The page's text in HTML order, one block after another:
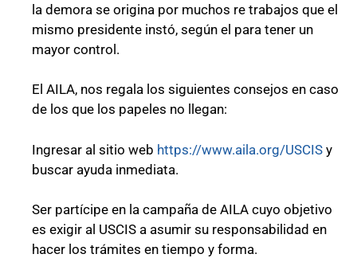
la demora se origina por muchos re trabajos que el
mismo presidente instó, según el para tener un
mayor control.
El AILA, nos regala los siguientes consejos en caso
de los que los papeles no llegan:
Ingresar al sitio web https://www.aila.org/USCIS y
buscar ayuda inmediata.
Ser partícipe en la campaña de AILA cuyo objetivo
es exigir al USCIS a asumir su responsabilidad en
hacer los trámites en tiempo y forma.